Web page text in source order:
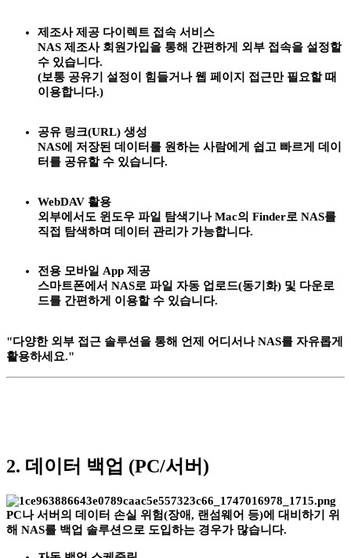
제조사 제공 다이렉트 접속 서비스
NAS 제조사 회원가입을 통해 간편하게 외부 접속을 설정할
수 있습니다.
(보통 공유기 설정이 힘들거나 웹 페이지 접근만 필요할 때
이용합니다.)
공유 링크(URL) 생성
NAS에 저장된 데이터를 원하는 사람에게 쉽고 빠르게 데이
터를 공유할 수 있습니다.
WebDAV 활용
외부에서도 윈도우 파일 탐색기나 Mac의 Finder로 NAS를
직접 탐색하며 데이터 관리가 가능합니다.
전용 모바일 App 제공
스마트폰에서 NAS로 파일 자동 업로드(동기화) 및 다운로
드를 간편하게 이용할 수 있습니다.
"다양한 외부 접근 솔루션을 통해 언제 어디서나 NAS를 자유롭게
활용하세요."
2. 데이터 백업 (PC/서버)
PC나 서버의 데이터 손실 위험(장애, 랜섬웨어 등)에 대비하기 위
해 NAS를 백업 솔루션으로 도입하는 경우가 많습니다.